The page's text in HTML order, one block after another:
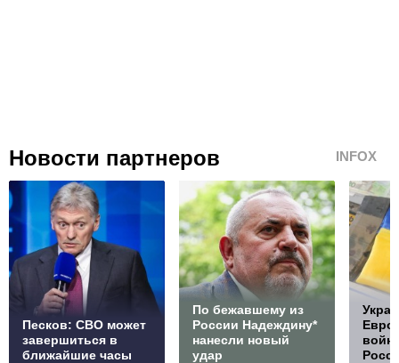
Новости партнеров INFOX
Песков: СВО может
завершиться в
ближайшие часы
По бежавшему из
России Надеждину*
нанесли новый
удар